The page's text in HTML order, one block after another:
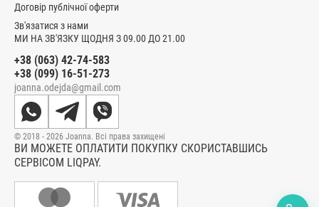
МИ НА ЗВ'ЯЗКУ ЩОДНЯ З 09.00 ДО 21.00
+38 (063) 42-74-583
+38 (099) 16-51-273
joanna.odejda@gmail.com
Договір публічної оферти
Зв'язатися з нами
ВИ МОЖЕТЕ ОПЛАТИТИ ПОКУПКУ СКОРИСТАВШИСЬ
СЕРВІСОМ LIQPAY.
© 2018 - 2026 Joanna. Всі права захищені